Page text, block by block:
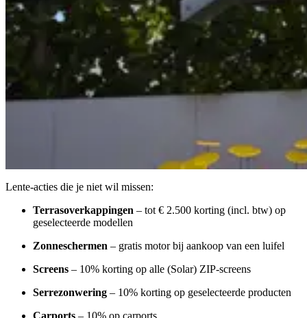
Lente-acties die je niet wil missen:
Terrasoverkappingen – tot € 2.500 korting (incl. btw) op
geselecteerde modellen
Zonneschermen – gratis motor bij aankoop van een luifel
Screens – 10% korting op alle (Solar) ZIP-screens
Serrezonwering – 10% korting op geselecteerde producten